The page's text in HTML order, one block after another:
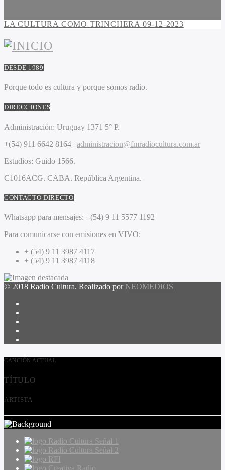
LA CULTURA COMO TRINCHERA 09-12-2023
DESDE 1989
Porque todo es cultura y porque somos radio.
DIRECCIONES
Administración: Uruguay 1371 5° P.
+(54) 911 6642 8164 | administracion@fmradiocultura.com.ar
Estudios: Guido 1566.
C1016ACG. CABA. República Argentina.
CONTACTO DIRECTO
Whatsapp para mensajes: +(54) 9 11 5577 1192
Para comunicarse con emisiones en VIVO:
+ (54) 9 11 3987 4117
+ (54) 9 11 3987 4118
© 2018 Radio Cultura. Realizado por NEOMEDIOS
CANCIÓN ACTUAL
TÍTULO
ARTISTA
Radio Cultura Señal 1
Radio Cultura Señal 2
RFI